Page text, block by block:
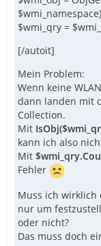
$wmi_namespace)
$wmi_qry =
[/autoit]
Mein Problem:
Wenn keine
dann landen mit
Collection.
Mit
kann ich also
Mit
Fehler
Muss ich wirklich
nur um
oder nicht?
Das muss doch